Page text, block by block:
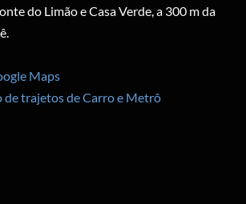
do Limão e Casa Verde, a 300 m da
Maps
de trajetos de Carro e Metrô